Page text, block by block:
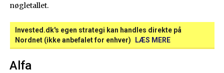
nøgletallet.
Invested.dk's egen strategi kan handles direkte på
Nordnet (ikke anbefalet for enhver)
LÆS MERE
Alfa